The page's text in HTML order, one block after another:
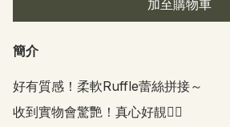
加至購物車
簡介
好有質感！柔軟Ruffle蕾絲拼接～
收到實物會驚艷！真心好靚👍🏻